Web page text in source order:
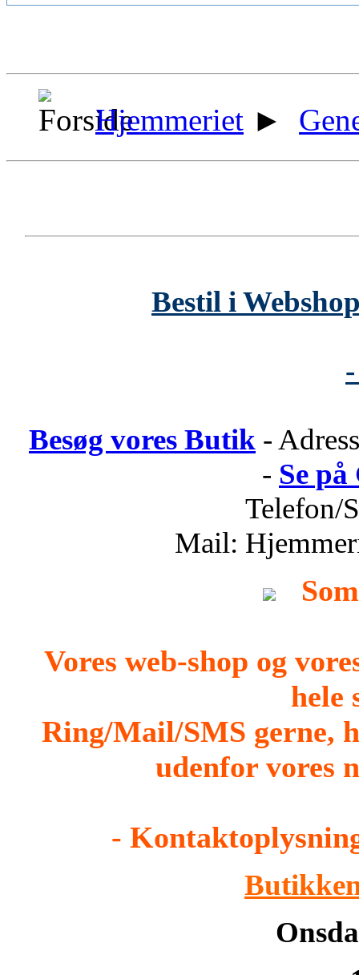
Hjemmeriet ►
Bestil i
Besøg vores Butik -
- Se
Telefon/
Mail:
Vores web-shop og
hele
Ring/Mail/SMS gerne,
udenfor vores
-